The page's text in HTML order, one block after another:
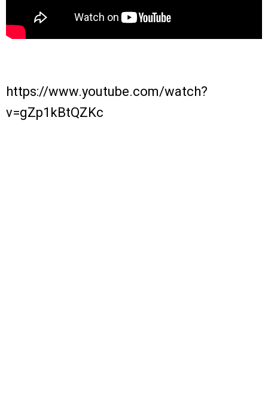
https://www.youtube.com/watch?
v=gZp1kBtQZKc